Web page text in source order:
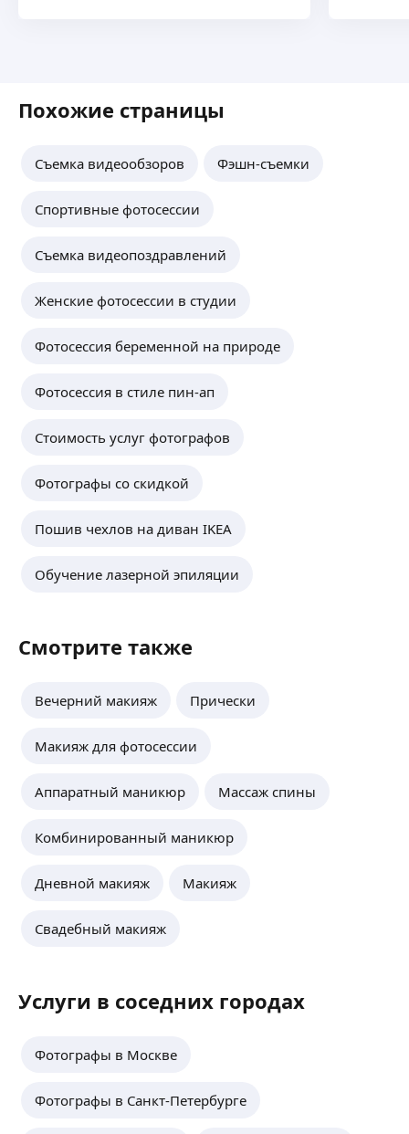
Похожие страницы
Съемка видеообзоров Фэшн-съемки
Спортивные фотосессии
Съемка видеопоздравлений
Женские фотосессии в студии
Фотосессия беременной на природе
Фотосессия в стиле пин-ап
Стоимость услуг фотографов
Фотографы со скидкой
Пошив чехлов на диван IKEA
Обучение лазерной эпиляции
Смотрите также
Вечерний макияж Прически
Макияж для фотосессии
Аппаратный маникюр Массаж спины
Комбинированный маникюр
Дневной макияж Макияж
Свадебный макияж
Услуги в соседних городах
Фотографы в Москве
Фотографы в Санкт-Петербурге